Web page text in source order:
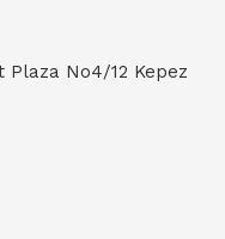
Plaza No4/12 Kepez